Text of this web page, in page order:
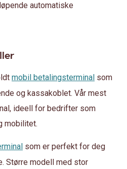
automatiske
mobil betalingsterminal som
og kassakoblet. Vår mest
ideell for bedrifter som
mobilitet.
som er perfekt for deg
Større modell med stor